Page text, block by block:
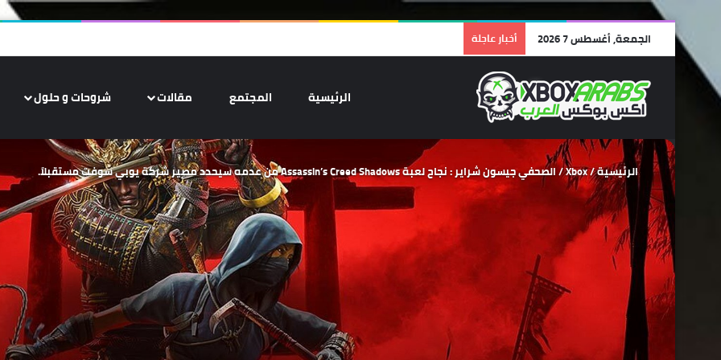
الجمعة, أغسطس 7 2026 أخبار عاجلة
الرئيسية المجتمع مقالات شروحات و حلول
الرئيسية/
Xbox
/الصحفي جيسون شراير : نجاح لعبة Assassin’s Creed Shadows من عدمه سيحدد مصير شركة يوبي سوفت مستقبلاً.